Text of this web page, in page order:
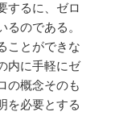
するに、ゼロ
のである。
ことができな
内に手軽にゼ
の概念そのも
を必要とする